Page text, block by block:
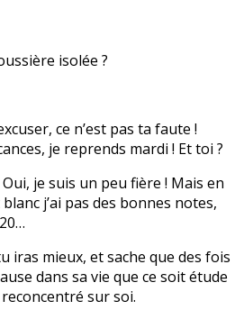
isolée ?
ce n’est pas ta faute !
je reprends mardi ! Et toi ?
je suis un peu fière ! Mais en
j’ai pas des bonnes notes,
iras mieux, et sache que des fois
dans sa vie que ce soit étude
sur soi.